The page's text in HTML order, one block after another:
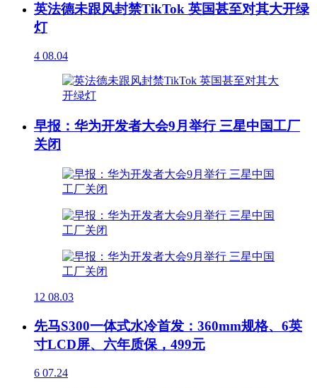
英法德未跟风封禁TikTok 英国甚至对其大开绿
灯
4 08.04
早报：华为开发者大会9月举行 三星中国工厂
关闭
12 08.03
先马S300一体式水冷首发：360mm规格、6英
寸LCD屏、六年质保，499元
6 07.24